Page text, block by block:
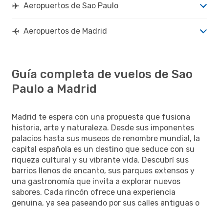
Aeropuertos de Sao Paulo
Aeropuertos de Madrid
Guía completa de vuelos de Sao
Paulo a Madrid
Madrid te espera con una propuesta que fusiona
historia, arte y naturaleza. Desde sus imponentes
palacios hasta sus museos de renombre mundial, la
capital española es un destino que seduce con su
riqueza cultural y su vibrante vida. Descubrí sus
barrios llenos de encanto, sus parques extensos y
una gastronomía que invita a explorar nuevos
sabores. Cada rincón ofrece una experiencia
genuina, ya sea paseando por sus calles antiguas o